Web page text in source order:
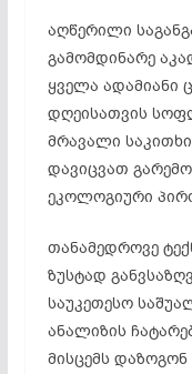
აღწერილი
გამომდინარე
ყველა ადამიანი
დღეისათვის
მრავალი
დავიცვათ
ეკოლოგიური
თანამედროვე
ზუსტად
საუკეთესო
ანალიზის
მისცემს დაზოგონ